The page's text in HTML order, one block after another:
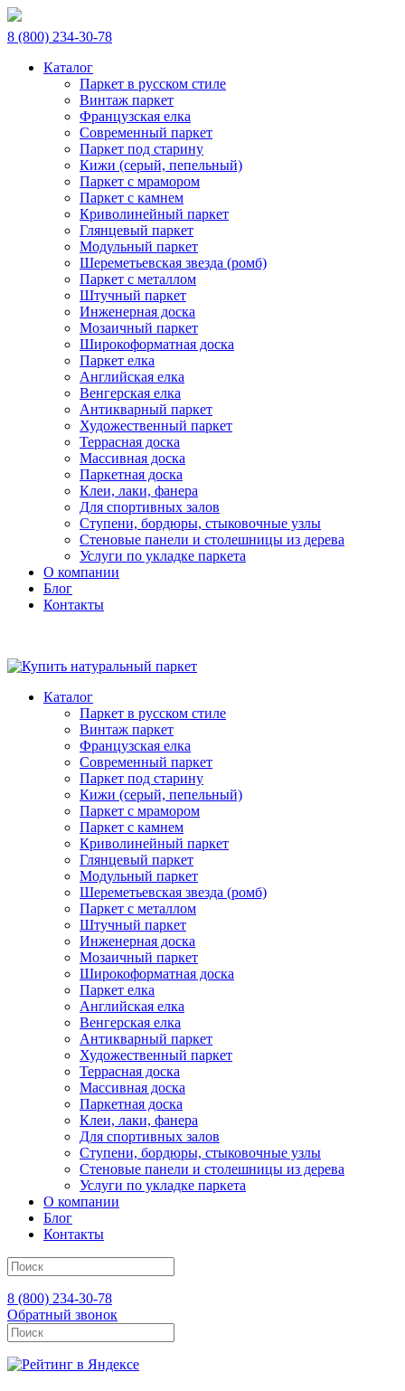
8 (800) 234-30-78
Каталог
Паркет в русском стиле
Винтаж паркет
Французская елка
Современный паркет
Паркет под старину
Кижи (серый, пепельный)
Паркет с мрамором
Паркет с камнем
Криволинейный паркет
Глянцевый паркет
Модульный паркет
Шереметьевская звезда (ромб)
Паркет с металлом
Штучный паркет
Инженерная доска
Мозаичный паркет
Широкоформатная доска
Паркет елка
Английская елка
Венгерская елка
Антикварный паркет
Художественный паркет
Террасная доска
Массивная доска
Паркетная доска
Клеи, лаки, фанера
Для спортивных залов
Ступени, бордюры, стыковочные узлы
Стеновые панели и столешницы из дерева
Услуги по укладке паркета
О компании
Блог
Контакты
Каталог
Паркет в русском стиле
Винтаж паркет
Французская елка
Современный паркет
Паркет под старину
Кижи (серый, пепельный)
Паркет с мрамором
Паркет с камнем
Криволинейный паркет
Глянцевый паркет
Модульный паркет
Шереметьевская звезда (ромб)
Паркет с металлом
Штучный паркет
Инженерная доска
Мозаичный паркет
Широкоформатная доска
Паркет елка
Английская елка
Венгерская елка
Антикварный паркет
Художественный паркет
Террасная доска
Массивная доска
Паркетная доска
Клеи, лаки, фанера
Для спортивных залов
Ступени, бордюры, стыковочные узлы
Стеновые панели и столешницы из дерева
Услуги по укладке паркета
О компании
Блог
Контакты
8 (800) 234-30-78
Обратный звонок